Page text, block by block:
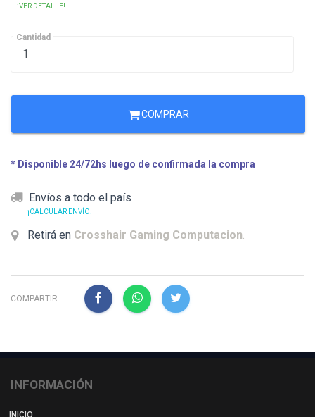
¡VER DETALLE!
Cantidad
COMPRAR
* Disponible 24/72hs luego de confirmada la compra
Envíos a todo el país
¡CALCULAR ENVÍO!
Retirá en Crosshair Gaming Computacion.
COMPARTIR:
INFORMACIÓN
INICIO